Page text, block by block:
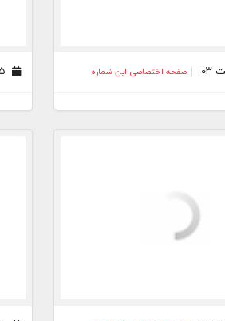
صفحه اختصاصی این شماره